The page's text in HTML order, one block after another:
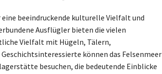
beeindruckende kulturelle Vielfalt und
Ausflügler bieten die vielen
Vielfalt mit Hügeln, Tälern,
können das Felsenmeer
besuchen, die bedeutende Einblicke